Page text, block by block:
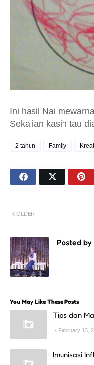
Ini hasil Nai
Sekalian kasih tau
2 tahun Family
OLDER
Posted by
You May Like These Posts
Tips dan
February 13,
Imunisasi